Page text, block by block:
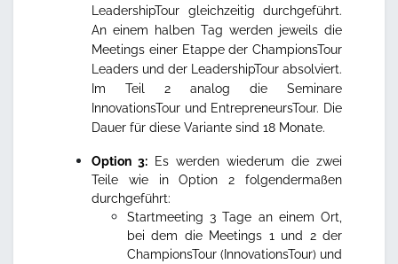
LeadershipTour gleichzeitig durchgeführt.
An einem halben Tag werden jeweils die
Meetings einer Etappe der ChampionsTour
Leaders und der LeadershipTour absolviert.
Im Teil 2 analog die Seminare
InnovationsTour und EntrepreneursTour. Die
Dauer für diese Variante sind 18 Monate.
Option 3: Es werden wiederum die zwei
Teile wie in Option 2 folgendermaßen
durchgeführt:
Startmeeting 3 Tage an einem Ort,
bei dem die Meetings 1 und 2 der
ChampionsTour (InnovationsTour) und